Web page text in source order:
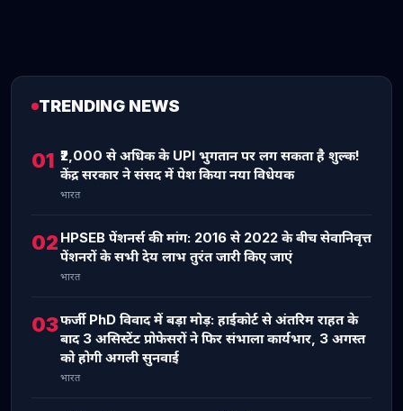
TRENDING NEWS
01 ₹2,000 से अधिक के UPI भुगतान पर लग सकता है शुल्क!
केंद्र सरकार ने संसद में पेश किया नया विधेयक
भारत
02 HPSEB पेंशनर्स की मांग: 2016 से 2022 के बीच सेवानिवृत्त
पेंशनरों के सभी देय लाभ तुरंत जारी किए जाएं
भारत
03फर्जी PhD विवाद में बड़ा मोड़: हाईकोर्ट से अंतरिम राहत के
बाद 3 असिस्टेंट प्रोफेसरों ने फिर संभाला कार्यभार, 3 अगस्त
को होगी अगली सुनवाई
भारत